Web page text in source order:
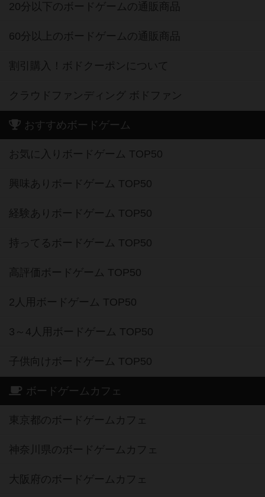
20分以下のボードゲームの通販商品
60分以上のボードゲームの通販商品
割引購入！ボドクーポンについて
クラウドファンディング ボドファン
おすすめボードゲーム
お気に入りボードゲーム TOP50
興味ありボードゲーム TOP50
経験ありボードゲーム TOP50
持ってるボードゲーム TOP50
高評価ボードゲーム TOP50
2人用ボードゲーム TOP50
3～4人用ボードゲーム TOP50
子供向けボードゲーム TOP50
ボードゲームカフェ
東京都のボードゲームカフェ
神奈川県のボードゲームカフェ
大阪府のボードゲームカフェ